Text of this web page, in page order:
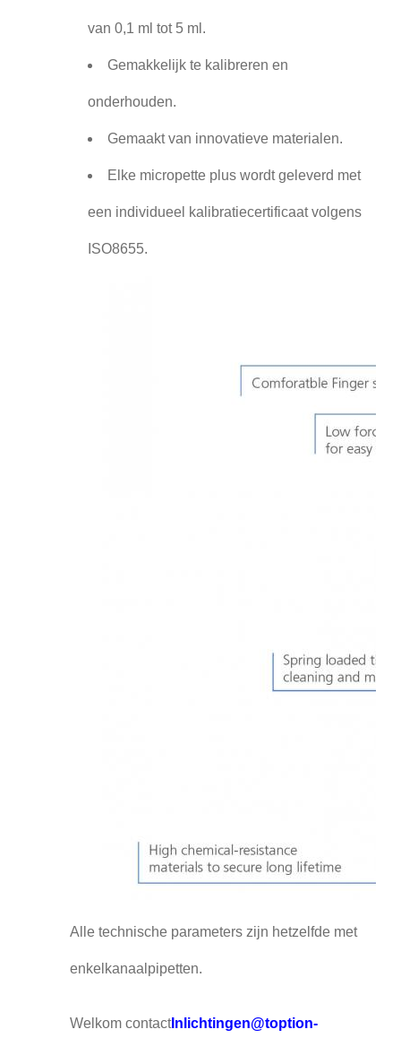
van 0,1 ml tot 5 ml.
Gemakkelijk te kalibreren en
onderhouden.
Gemaakt van innovatieve materialen.
Elke micropette plus wordt geleverd met
een individueel kalibratiecertificaat volgens
ISO8655.
Alle technische parameters zijn hetzelfde met
enkelkanaalpipetten.
Welkom contactInlichtingen@toption-